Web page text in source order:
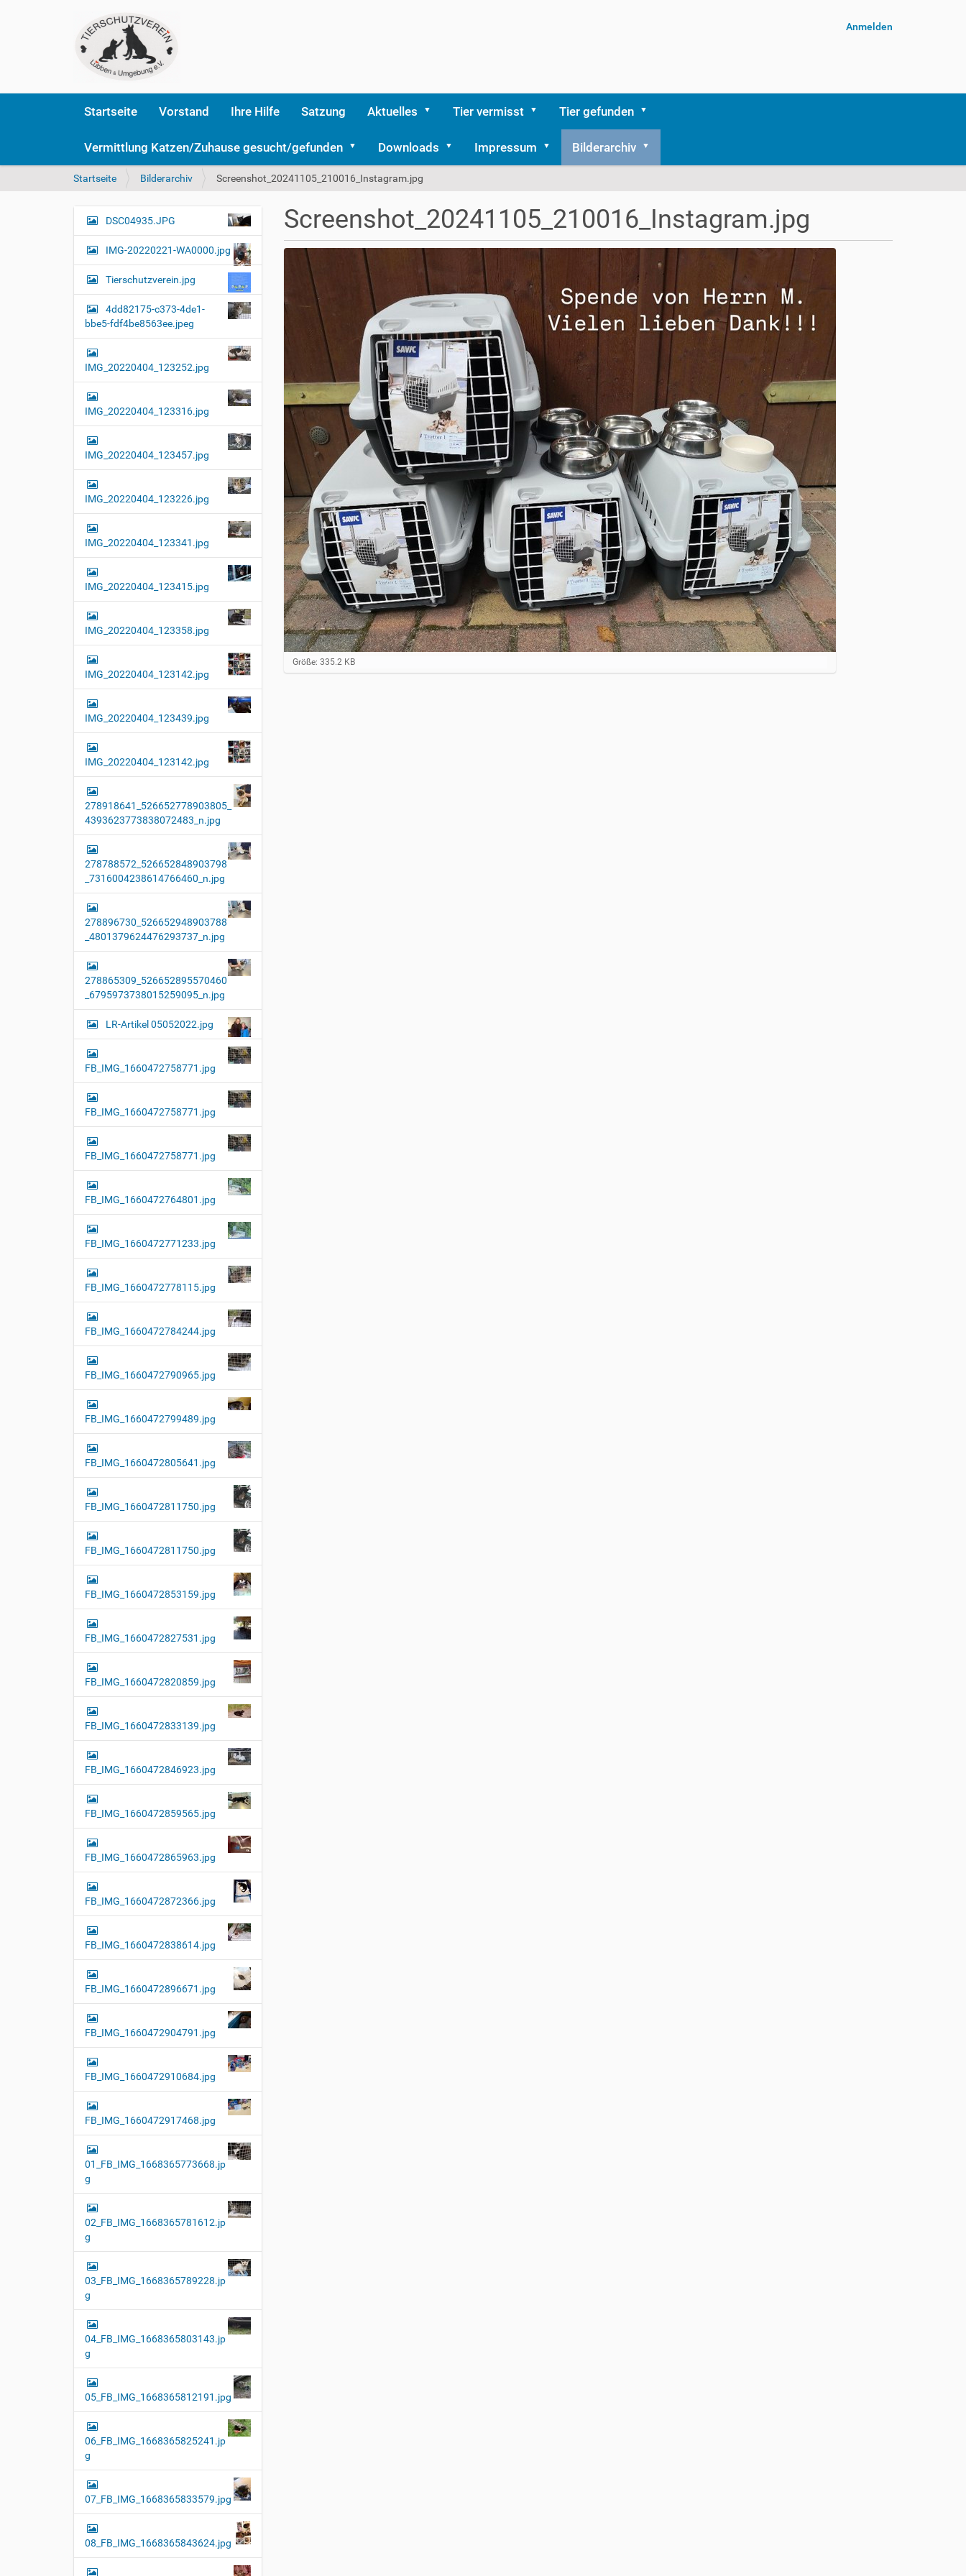
Anmelden
Startseite Vorstand Ihre Hilfe Satzung Aktuelles Tier vermisst Tier gefunden
Vermittlung Katzen/Zuhause gesucht/gefunden Downloads Impressum Bilderarchiv
S
e
i
d
i
Startseite Bilderarchiv Screenshot_20241105_210016_Instagram.jpg
Screenshot_20241105_210016_Instagram.jpg
Z
e
Größe: 335.2 KB
N
i
g
a
t
i
o
n
DSC04935.JPG
IMG-20220221-WA0000.jpg
Tierschutzverein.jpg
4dd82175-c373-4de1-
bbe5-fdf4be8563ee.jpeg
IMG_20220404_123252.jpg
IMG_20220404_123316.jpg
IMG_20220404_123457.jpg
IMG_20220404_123226.jpg
IMG_20220404_123341.jpg
IMG_20220404_123415.jpg
IMG_20220404_123358.jpg
IMG_20220404_123142.jpg
IMG_20220404_123439.jpg
IMG_20220404_123142.jpg
278918641_526652778903805_
4393623773838072483_n.jpg
278788572_526652848903798
_7316004238614766460_n.jpg
278896730_526652948903788
_4801379624476293737_n.jpg
278865309_526652895570460
_6795973738015259095_n.jpg
LR-Artikel 05052022.jpg
FB_IMG_1660472758771.jpg
FB_IMG_1660472758771.jpg
FB_IMG_1660472758771.jpg
FB_IMG_1660472764801.jpg
FB_IMG_1660472771233.jpg
FB_IMG_1660472778115.jpg
FB_IMG_1660472784244.jpg
FB_IMG_1660472790965.jpg
FB_IMG_1660472799489.jpg
FB_IMG_1660472805641.jpg
FB_IMG_1660472811750.jpg
FB_IMG_1660472811750.jpg
FB_IMG_1660472853159.jpg
FB_IMG_1660472827531.jpg
FB_IMG_1660472820859.jpg
FB_IMG_1660472833139.jpg
FB_IMG_1660472846923.jpg
FB_IMG_1660472859565.jpg
FB_IMG_1660472865963.jpg
FB_IMG_1660472872366.jpg
FB_IMG_1660472838614.jpg
FB_IMG_1660472896671.jpg
FB_IMG_1660472904791.jpg
FB_IMG_1660472910684.jpg
FB_IMG_1660472917468.jpg
01_FB_IMG_1668365773668.jp
g
02_FB_IMG_1668365781612.jp
g
03_FB_IMG_1668365789228.jp
g
04_FB_IMG_1668365803143.jp
g
05_FB_IMG_1668365812191.jpg
06_FB_IMG_1668365825241.jp
g
07_FB_IMG_1668365833579.jpg
08_FB_IMG_1668365843624.jpg